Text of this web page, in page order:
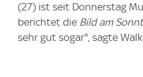
(27) ist seit Donnerstag
berichtet die Bild am
sehr gut sogar", sagte